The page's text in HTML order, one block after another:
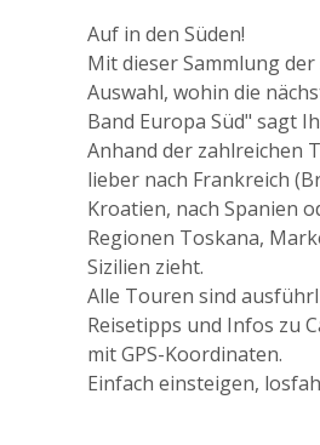
Auf in den Süden!
Mit dieser Sammlung
Auswahl, wohin die
Band Europa Süd" sagt
Anhand der zahlreichen
lieber nach Frankreich
Kroatien, nach Spanien
Regionen Toskana,
Sizilien zieht.
Alle Touren sind
Reisetipps und Infos zu
mit GPS-Koordinaten.
Einfach einsteigen,